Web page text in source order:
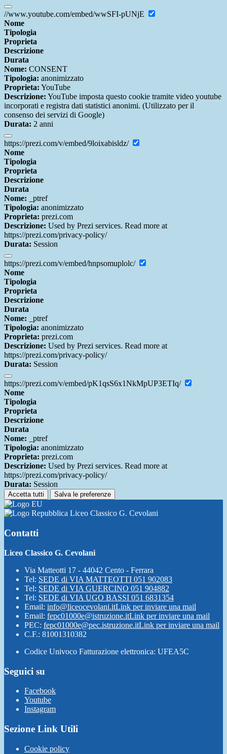
//www.youtube.com/embed/wwSFI-pUNjE
Nome
Tipologia
Proprieta
Descrizione
Durata
Nome: CONSENT
Tipologia: anonimizzato
Proprieta: YouTube
Descrizione: YouTube imposta questo cookie tramite video youtube
incorporati e registra dati statistici anonimi. (Utilizzato per il
consenso dei servizi di Google)
Durata: 2 anni
https://prezi.com/v/embed/9loixabisldz/
Nome
Tipologia
Proprieta
Descrizione
Durata
Nome: _ptref
Tipologia: anonimizzato
Proprieta: prezi.com
Descrizione: Used by Prezi services. Read more at
https://prezi.com/privacy-policy/
Durata: Session
https://prezi.com/v/embed/hnpsomuplolc/
Nome
Tipologia
Proprieta
Descrizione
Durata
Nome: _ptref
Tipologia: anonimizzato
Proprieta: prezi.com
Descrizione: Used by Prezi services. Read more at
https://prezi.com/privacy-policy/
Durata: Session
https://prezi.com/v/embed/pK1qsS6x1NkMpUP3ETIq/
Nome
Tipologia
Proprieta
Descrizione
Durata
Nome: _ptref
Tipologia: anonimizzato
Proprieta: prezi.com
Descrizione: Used by Prezi services. Read more at
https://prezi.com/privacy-policy/
Durata: Session
Accetta tutti Salva le preferenze
Liceo Classico G. Cevolani
Contatti
Liceo Classico G. Cevolani
Via Matteotti 17 - 44042 Cento - Ferrara
Tel: SEDE di VIA MATTEOTTI 051 902083
Tel: SEDE di VIA GUERCINO 051 904882
Tel: SEDE di VIA UGO BASSI 051 6831354
Email: info@liceocevolani.itLink per inviare una mail
Email: fepc01000e@istruzione.itLink per inviare una mail
PEC: fepc01000e@pec.istruzione.itLink per inviare una mail
C.F.: 81001310382
Codice Univoco Fatturazione elettronica: UFEA5C
Seguici su
Facebook
Youtube
Instagram
Sezione Link Utili
Cookie policy